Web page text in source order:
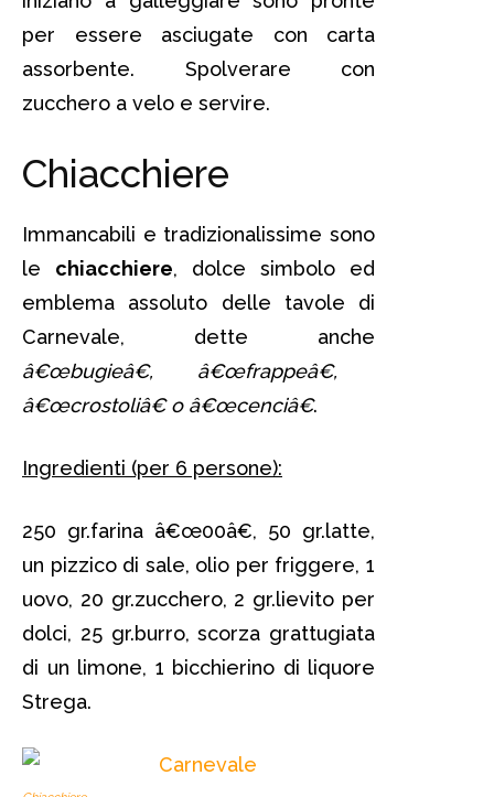
per essere asciugate con carta
assorbente. Spolverare con
zucchero a velo e servire.
Chiacchiere
Immancabili e tradizionalissime sono
le chiacchiere, dolce simbolo ed
emblema assoluto delle tavole di
Carnevale, dette anche
â€œbugieâ€, â€œfrappeâ€,
â€œcrostoliâ€ o â€œcenciâ€.
Ingredienti (per 6 persone):
250 gr.farina â€œ00â€, 50 gr.latte,
un pizzico di sale, olio per friggere, 1
uovo, 20 gr.zucchero, 2 gr.lievito per
dolci, 25 gr.burro, scorza grattugiata
di un limone, 1 bicchierino di liquore
Strega.